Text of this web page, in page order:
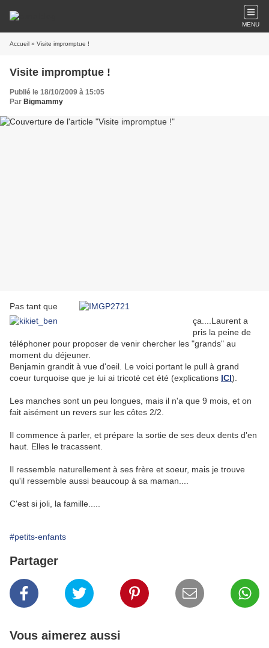
MENU
Accueil » Visite impromptue !
Visite impromptue !
Publié le 18/10/2009 à 15:05
Par Bigmammy
Pas tant que
ça....Laurent a
pris la peine de
téléphoner pour proposer de venir chercher les "grands" au
moment du déjeuner.
Benjamin grandit à vue d'oeil. Le voici portant le pull à grand
coeur turquoise que je lui ai tricoté cet été (explications ICI).
Les manches sont un peu longues, mais il n'a que 9 mois, et on
fait aisément un revers sur les côtes 2/2.
Il commence à parler, et prépare la sortie de ses deux dents d'en
haut. Elles le tracassent.
Il ressemble naturellement à ses frère et soeur, mais je trouve
qu'il ressemble aussi beaucoup à sa maman....
C'est si joli, la famille.....
#petits-enfants
Partager
Vous aimerez aussi